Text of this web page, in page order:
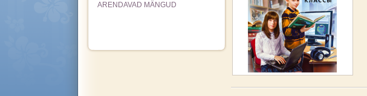
ARENDAVAD MÄNGUD